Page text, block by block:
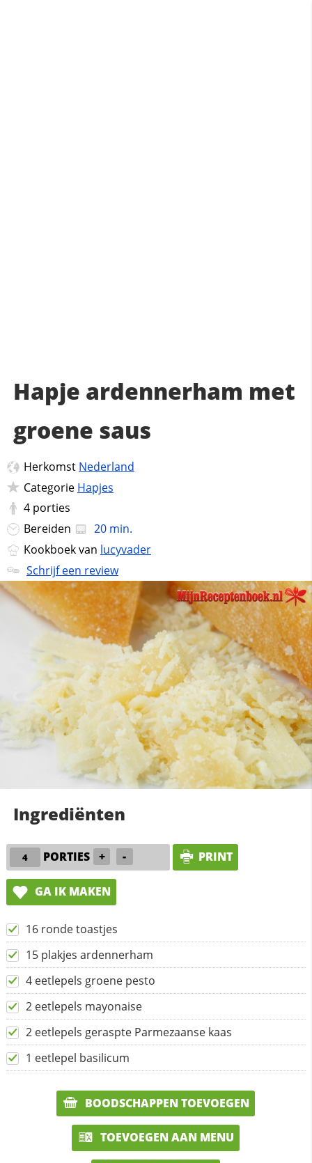
Hapje ardennerham met
groene saus
Herkomst Nederland
Categorie Hapjes
4 porties
Bereiden
20 min.
Kookboek van lucyvader
Schrijf een review
Ingrediënten
PORTIES + - PRINT
GA IK MAKEN
16 ronde toastjes
15 plakjes ardennerham
4 eetlepels groene pesto
2 eetlepels mayonaise
2 eetlepels geraspte Parmezaanse kaas
1 eetlepel basilicum
BOODSCHAPPEN TOEVOEGEN
TOEVOEGEN AAN MENU